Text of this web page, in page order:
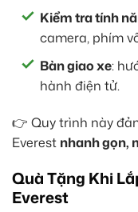
Kiểm tra tính
camera, phím
Bàn giao xe:
hành điện tử.
👉 Quy trình này
Everest nhanh gọn,
Quà Tặng Khi
Everest